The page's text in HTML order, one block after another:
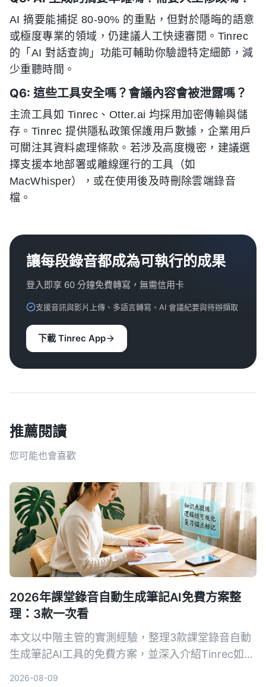
AI 摘要能捕捉 80-90% 的重點，但對於隱晦的語意
或極度專業的領域，仍建議人工快速審閱。Tinrec
的「AI 對話查詢」功能可輔助你驗證特定細節，減
少重聽時間。
Q6: 這些工具安全嗎？會議內容會被泄露嗎？
主流工具如 Tinrec、Otter.ai 均採用加密傳輸與儲
存。Tinrec 提供隱私政策保護用戶數據，企業用戶
可關注其資料處理條款。若涉及高度機密，建議選
擇支援本地部署或離線運行的工具（如
MacWhisper），或在使用後及時刪除雲端錄音
檔。
讓每段錄音都成為可執行的成果
登入即享 60 分鐘免費轉寫，無需信用卡
支援音訊與影片上傳、多語言轉寫、AI 會議紀要與待辦擷取
下載 Tinrec App
推薦閱讀
您可能也會喜歡
2026年課堂錄音自動生成筆記AI免費方案整
理：3款一次看
本文以中階主管的實測經驗，整理3款課堂錄音自動
生成筆記AI工具的免費方案，並深入介紹Tinrec如何
2026-08-09